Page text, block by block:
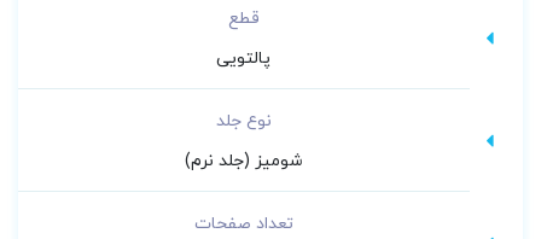
قطع
پالتویی
نوع جلد
شومیز (جلد نرم)
تعداد صفحات